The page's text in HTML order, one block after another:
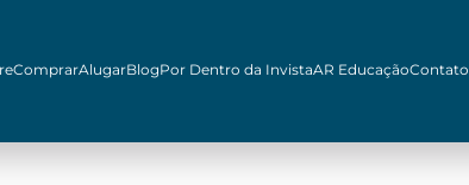
ComprarAlugarBlogPor Dentro da InvistaAR EducaçãoContato